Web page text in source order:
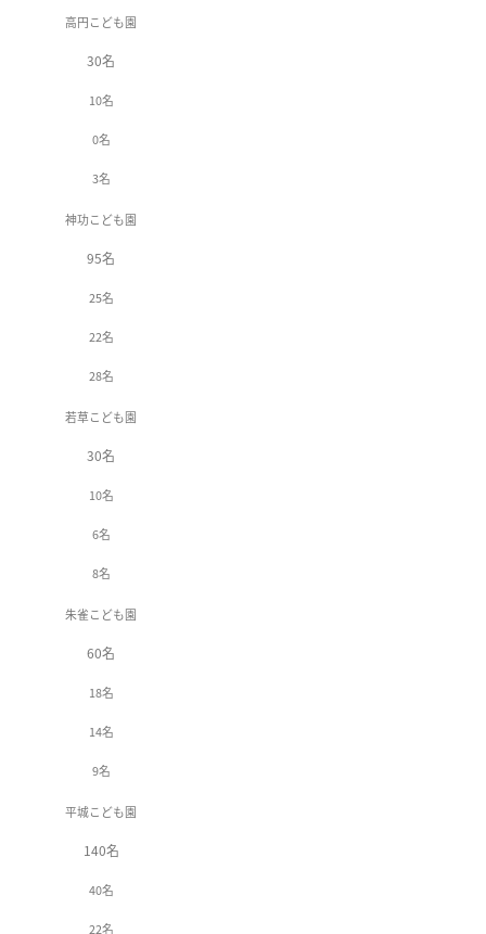
高円こども園
30名
10名
0名
3名
神功こども園
95名
25名
22名
28名
若草こども園
30名
10名
6名
8名
朱雀こども園
60名
18名
14名
9名
平城こども園
140名
40名
22名